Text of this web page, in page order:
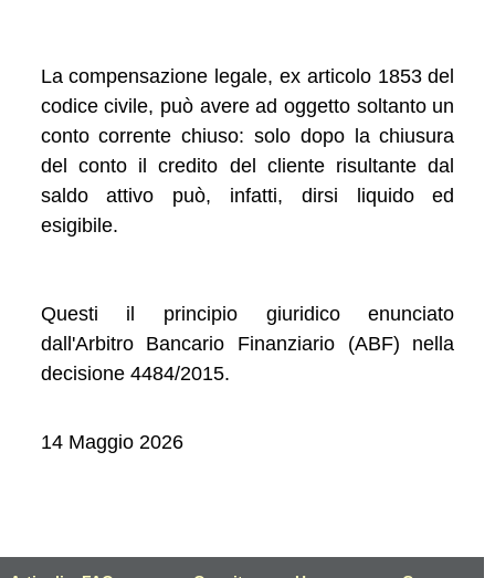
La compensazione legale, ex articolo 1853 del
codice civile, può avere ad oggetto soltanto un
conto corrente chiuso: solo dopo la chiusura
del conto il credito del cliente risultante dal
saldo attivo può, infatti, dirsi liquido ed
esigibile.
Questi il principio giuridico enunciato
dall'Arbitro Bancario Finanziario (ABF) nella
decisione 4484/2015.
14 Maggio 2026